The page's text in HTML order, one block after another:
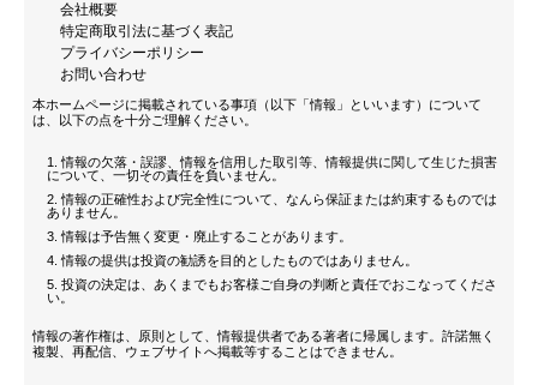
会社概要
特定商取引法に基づく表記
プライバシーポリシー
お問い合わせ
本ホームページに掲載されている事項（以下「情報」といいます）について
は、以下の点を十分ご理解ください。
情報の欠落・誤謬、情報を信用した取引等、情報提供に関して生じた損害
について、一切その責任を負いません。
情報の正確性および完全性について、なんら保証または約束するものでは
ありません。
情報は予告無く変更・廃止することがあります。
情報の提供は投資の勧誘を目的としたものではありません。
投資の決定は、あくまでもお客様ご自身の判断と責任でおこなってくださ
い。
情報の著作権は、原則として、情報提供者である著者に帰属します。許諾無く
複製、再配信、ウェブサイトへ掲載等することはできません。